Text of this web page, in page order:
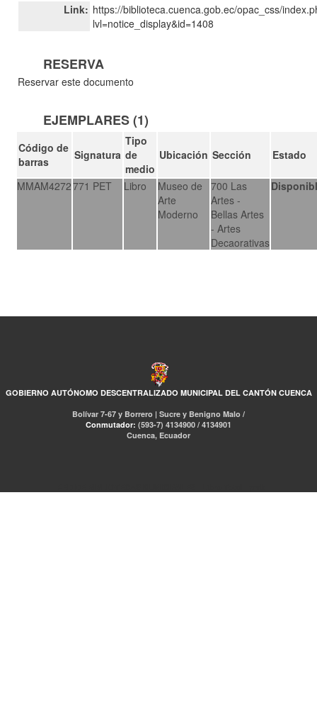
Link: https://biblioteca.cuenca.gob.ec/opac_css/
lvl=notice_display&id=1408
RESERVA
Reservar este documento
EJEMPLARES (1)
Código de
barras
Signatura
Tipo
de
medio
Ubicación Sección Estado
MMAM4272771 PET Libro
Museo de
Arte
Moderno
700 Las
Artes -
Bellas Artes
- Artes
Decaorativas
GOBIERNO AUTÓNOMO DESCENTRALIZADO MUNICIPAL DEL CANTÓN CUENCA
Bolívar 7-67 y Borrero | Sucre y Benigno Malo /
Conmutador: (593-7) 4134900 / 4134901
Cuenca, Ecuador